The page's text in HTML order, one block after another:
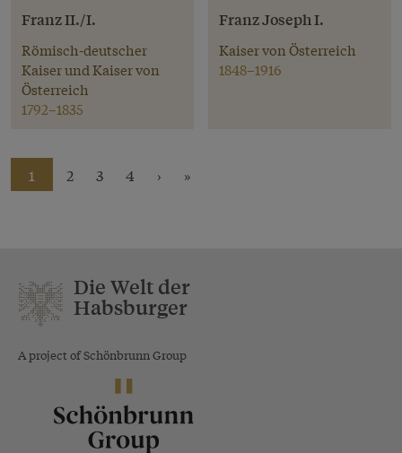
Franz II./I.
Römisch-deutscher
Kaiser und Kaiser von
Österreich
1792–1835
Franz Joseph I.
Kaiser von Österreich
1848–1916
1 2 3 4 › »
Die Welt der
Habsburger
A project of Schönbrunn Group